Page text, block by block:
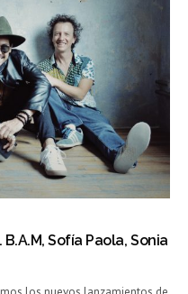
Sofía Paola, Sonia